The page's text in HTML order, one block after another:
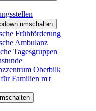
umschalten
Frühförderung
Ambulanz
Tagesgruppen
Oberbilk
für Familien mit